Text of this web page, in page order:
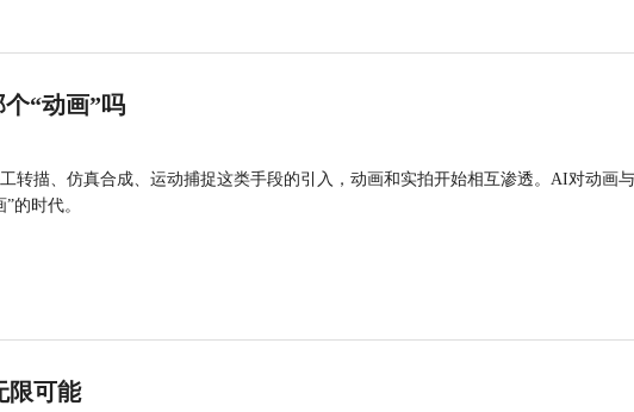
“动画”吗
转描、仿真合成、运动捕捉这类手段的引入，动画和实拍开始相互渗透。AI对动画
的时代。
限可能